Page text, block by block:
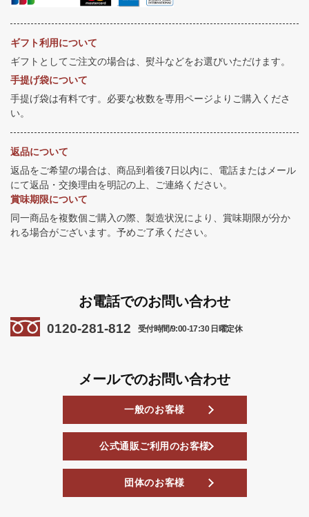
ギフト利用について
ギフトとしてご注文の場合は、熨斗などをお選びいただけます。
手提げ袋について
手提げ袋は有料です。必要な枚数を専用ページよりご購入くださ
い。
返品について
返品をご希望の場合は、商品到着後7日以内に、電話またはメール
にて返品・交換理由を明記の上、ご連絡ください。
賞味期限について
同一商品を複数個ご購入の際、製造状況により、賞味期限が分か
れる場合がございます。予めご了承ください。
お電話でのお問い合わせ
0120-281-812 受付時間/9:00-17:30 日曜定休
メールでのお問い合わせ
一般のお客様
公式通販ご利用のお客様
団体のお客様